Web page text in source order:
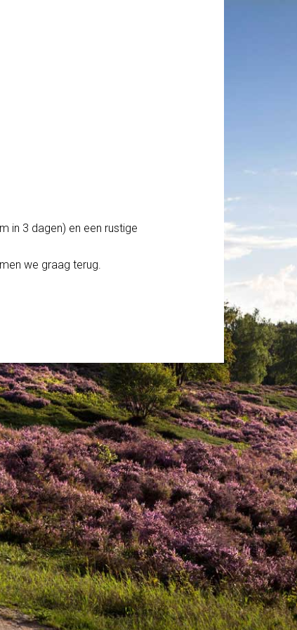
in 3 dagen) en een rustige
we graag terug.